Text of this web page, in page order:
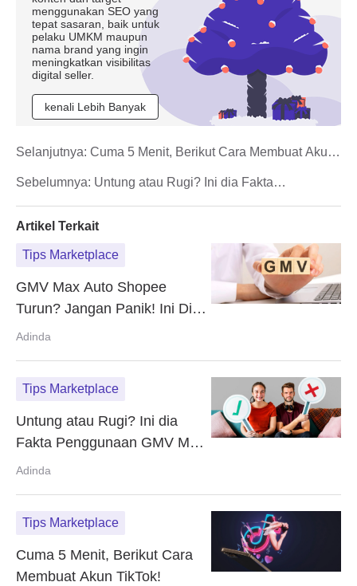
menggunakan SEO yang
tepat sasaran, baik untuk
pelaku UMKM maupun
nama brand yang ingin
meningkatkan visibilitas
digital seller.
kenali Lebih Banyak
Sebelumnya: Untung atau Rugi? Ini dia Fakta
Selanjutnya: Cuma 5 Menit, Berikut Cara Membuat Akun
Artikel Terkait
Tips Marketplace
GMV Max Auto Shopee
Turun? Jangan Panik! Ini Dia
Penyebabnya
Adinda
Tips Marketplace
Untung atau Rugi? Ini dia
Fakta Penggunaan GMV Max
Roas
Adinda
Tips Marketplace
Cuma 5 Menit, Berikut Cara
Membuat Akun TikTok!